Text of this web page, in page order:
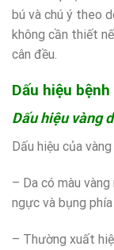
bú và chú ý theo
không cần thiết
cân đều.
Dấu hiệu
Dấu hiệu vàng
Dấu hiệu của
– Da có màu
ngực và bụng
– Thường xuất